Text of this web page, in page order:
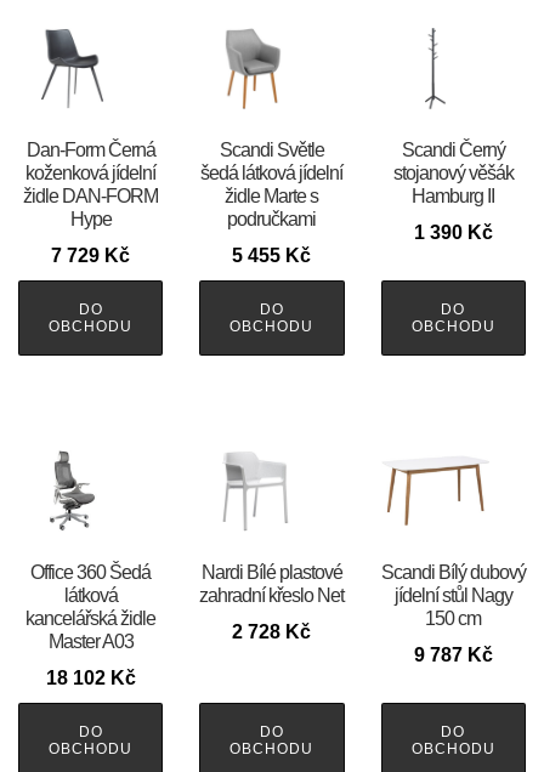
​​​​​Dan-Form Černá
koženková jídelní
židle DAN-FORM
Hype
7 729 Kč
DO
OBCHODU
Scandi Světle
šedá látková jídelní
židle Marte s
područkami
5 455 Kč
DO
OBCHODU
Scandi Černý
stojanový věšák
Hamburg II
1 390 Kč
DO
OBCHODU
Office 360 Šedá
látková
kancelářská židle
Master A03
18 102 Kč
DO
OBCHODU
Nardi Bílé plastové
zahradní křeslo Net
2 728 Kč
DO
OBCHODU
Scandi Bílý dubový
jídelní stůl Nagy
150 cm
9 787 Kč
DO
OBCHODU